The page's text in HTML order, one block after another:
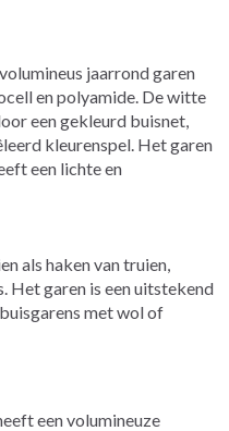
jaarrond garen
en polyamide. De witte
een gekleurd buisnet,
kleurenspel. Het garen
een lichte en
als haken van truien,
Het garen is een uitstekend
met wol of
een volumineuze